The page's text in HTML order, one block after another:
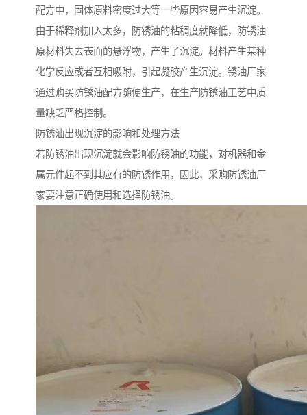
配方中，固体原料密度过大等一些原因容易产生沉淀。
由于稀释剂加入太多，防锈油的粘稠度就降低，防锈油
原材料失去表面的悬浮物，产生了沉淀。材料产生某种
化学反应或者互相吸附，引起凝胶产生沉淀。锈油厂家
通过购买防锈油配方随便生产，在生产防锈油工艺中质
量缺乏严格控制。
防锈油出现沉淀的影响和处理方法
若防锈油出现沉淀就会影响防锈油的功能，对机器和金
属元件起不到其应有的防锈作用，因此，采购防锈油厂
家要注意正确使用和选择防锈油。